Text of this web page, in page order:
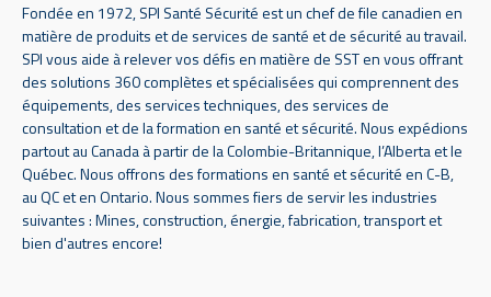
Fondée en 1972, SPI Santé Sécurité est un chef de file canadien en
matière de produits et de services de santé et de sécurité au travail.
SPI vous aide à relever vos défis en matière de SST en vous offrant
des solutions 360 complètes et spécialisées qui comprennent des
équipements, des services techniques, des services de
consultation et de la formation en santé et sécurité. Nous expédions
partout au Canada à partir de la Colombie-Britannique, l’Alberta et le
Québec. Nous offrons des formations en santé et sécurité en C-B,
au QC et en Ontario. Nous sommes fiers de servir les industries
suivantes : Mines, construction, énergie, fabrication, transport et
bien d'autres encore!